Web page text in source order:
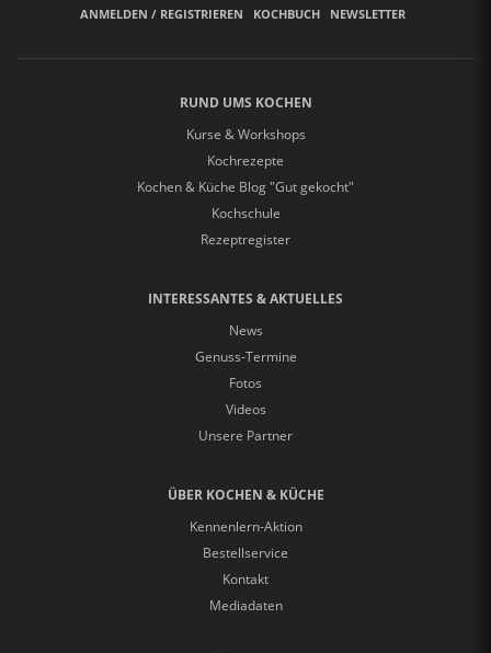
ANMELDEN / REGISTRIEREN KOCHBUCH NEWSLETTER
RUND UMS KOCHEN
Kurse & Workshops
Kochrezepte
Kochen & Küche Blog "Gut gekocht"
Kochschule
Rezeptregister
INTERESSANTES & AKTUELLES
News
Genuss-Termine
Fotos
Videos
Unsere Partner
ÜBER KOCHEN & KÜCHE
Kennenlern-Aktion
Bestellservice
Kontakt
Mediadaten